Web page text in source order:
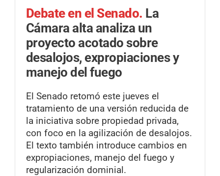
Debate en el Senado. La
Cámara alta analiza un
proyecto acotado sobre
desalojos, expropiaciones y
manejo del fuego
El Senado retomó este jueves el
tratamiento de una versión reducida de
la iniciativa sobre propiedad privada,
con foco en la agilización de desalojos.
El texto también introduce cambios en
expropiaciones, manejo del fuego y
regularización dominial.